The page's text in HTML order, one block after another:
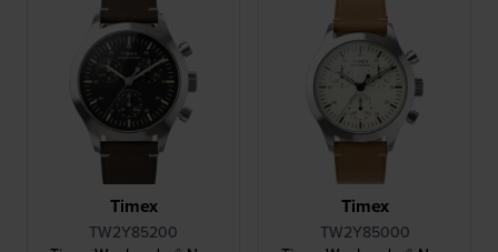
Timex
TW2Y85200
Timex
TW2Y85000